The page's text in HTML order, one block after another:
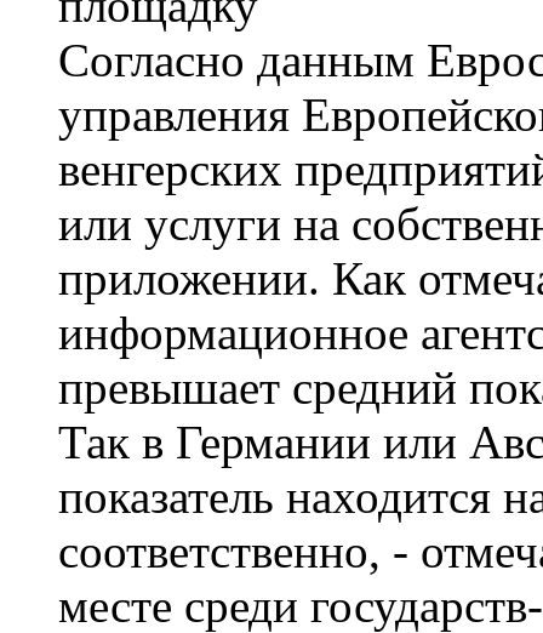
Согласно данным
управления
венгерских
или услуги на
приложении. Как
информационное
превышает средний
Так в Германии или
показатель находится
соответственно, -
месте среди